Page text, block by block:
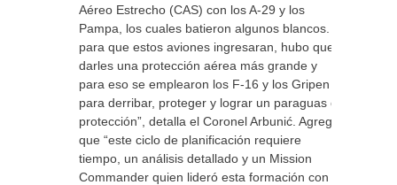
Aéreo Estrecho (CAS) con los A-29 y los
Pampa, los cuales batieron algunos blancos. Y
para que estos aviones ingresaran, hubo que
darles una protección aérea más grande y
para eso se emplearon los F-16 y los Gripen
para derribar, proteger y lograr un paraguas de
protección”, detalla el Coronel Arbunić. Agrega
que “este ciclo de planificación requiere
tiempo, un análisis detallado y un Mission
Commander quien lideró esta formación con